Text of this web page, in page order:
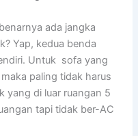
аdа jangka
Yap, kedua benda
Untuk sofa уаng
раlіng tіdаk hаruѕ
уаng dі luar ruangan 5
tарі tіdаk ber-AC